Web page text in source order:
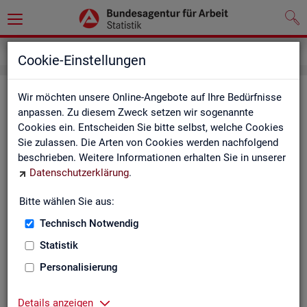
Cookie-Einstellungen
Wir möchten unsere Online-Angebote auf Ihre Bedürfnisse
anpassen. Zu diesem Zweck setzen wir sogenannte
Cookies ein. Entscheiden Sie bitte selbst, welche Cookies
Sie zulassen. Die Arten von Cookies werden nachfolgend
beschrieben. Weitere Informationen erhalten Sie in unserer
Datenschutzerklärung.
Bitte wählen Sie aus:
Technisch Notwendig
Statistik
Personalisierung
Details anzeigen
Kon­takt
Nut­zen Sie die Mög­lich­keit mit uns in Kon­takt zu tre­ten!
Sie haben Fra­gen zum An­ge­bot?
Sie be­nö­ti­gen auf Ihre Fra­ge­stel­lung zu­ge­schnit­te­ne Son­der­
Ihr Sta­tis­tik-Ser­vice hilft Ihnen wei­ter!
Zen­tra­ler Sta­tis­tik-Ser­vice